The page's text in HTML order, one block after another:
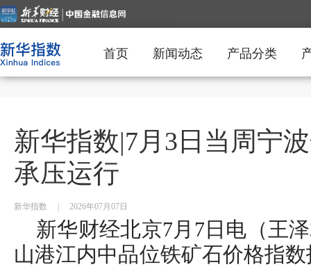
首页 新闻动态 产品分类
新华指数|7月3日当周宁
承压运行
新华指数 2026年07月07日
新华财经北京7月7日电（王
山港江内中品位铁矿石价格指